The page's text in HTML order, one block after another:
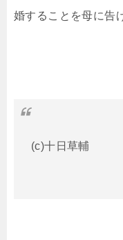
婚することを母に告
(c)十日草輔